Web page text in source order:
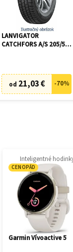
LANVIGATOR
CATCHFORS A/S 205/55
od 21,03 € -70%
Inteligentné
CENOPÁD
Garmin Vívoactive 5